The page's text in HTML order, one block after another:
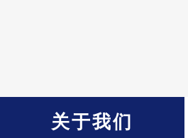
关于我们